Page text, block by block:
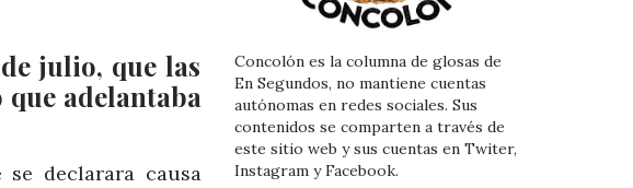
julio, que las
adelantaba
declarara causa
Concolón es la columna de glosas de
En Segundos, no mantiene cuentas
autónomas en redes sociales. Sus
contenidos se comparten a través de
este sitio web y sus cuentas en Twiter,
Instagram y Facebook.